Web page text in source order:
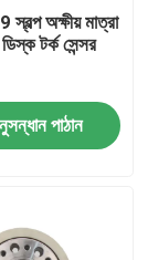
অক্ষীয় মাত্রা
টর্ক সেন্সর
পাঠান